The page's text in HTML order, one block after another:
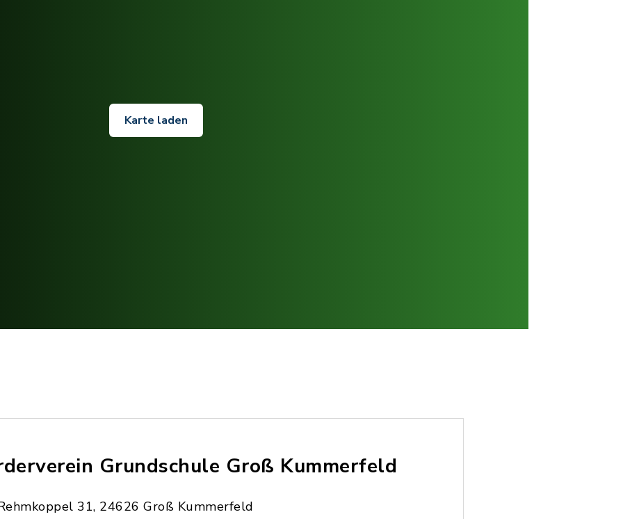
Karte laden
Grundschule Groß Kummerfeld
31, 24626 Groß Kummerfeld